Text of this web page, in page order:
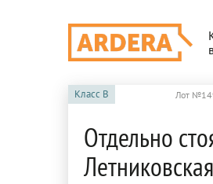
Класс B Лот
Отдельно